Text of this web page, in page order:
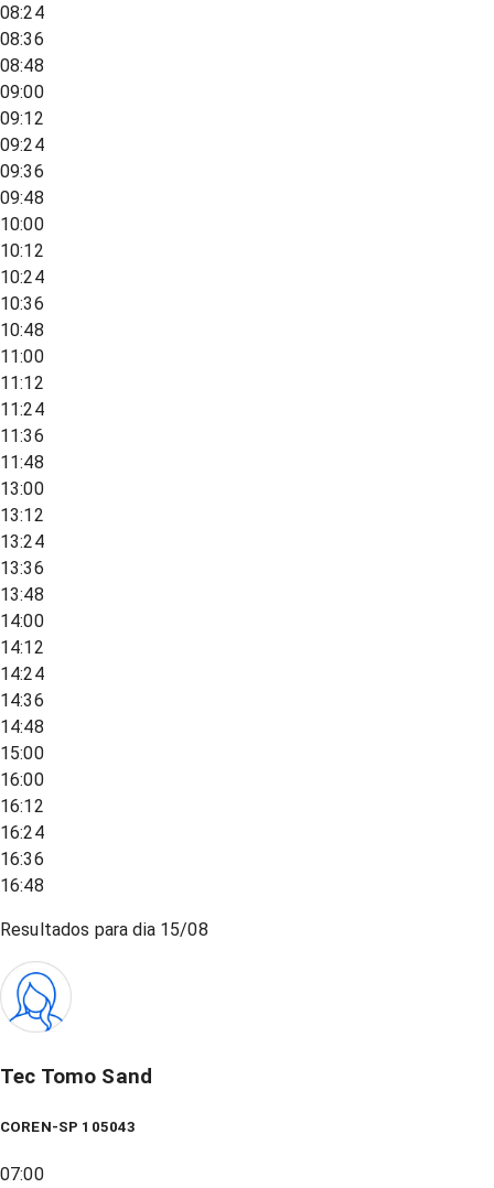
08:24
08:36
08:48
09:00
09:12
09:24
09:36
09:48
10:00
10:12
10:24
10:36
10:48
11:00
11:12
11:24
11:36
11:48
13:00
13:12
13:24
13:36
13:48
14:00
14:12
14:24
14:36
14:48
15:00
16:00
16:12
16:24
16:36
16:48
Resultados para dia 15/08
Tec Tomo Sand
COREN-SP 105043
07:00